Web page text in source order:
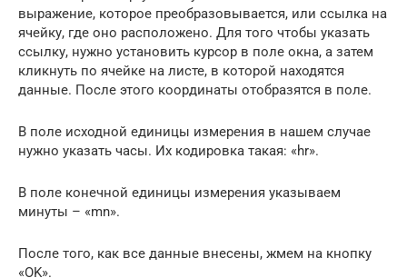
выражение, которое преобразовывается, или ссылка на
ячейку, где оно расположено. Для того чтобы указать
ссылку, нужно установить курсор в поле окна, а затем
кликнуть по ячейке на листе, в которой находятся
данные. После этого координаты отобразятся в поле.
В поле исходной единицы измерения в нашем случае
нужно указать часы. Их кодировка такая: «hr».
В поле конечной единицы измерения указываем
минуты – «mn».
После того, как все данные внесены, жмем на кнопку
«OK».